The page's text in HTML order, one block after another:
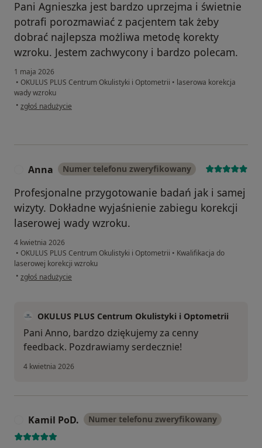
Pani Agnieszka jest bardzo uprzejma i świetnie
potrafi porozmawiać z pacjentem tak żeby
dobrać najlepsza możliwa metodę korekty
wzroku. Jestem zachwycony i bardzo polecam.
1 maja 2026
• OKULUS PLUS Centrum Okulistyki i Optometrii • laserowa korekcja
wady wzroku
• w opinii użytkownika Patryk
zgłoś nadużycie
Anna Numer telefonu zweryfikowany
Profesjonalne przygotowanie badań jak i samej
wizyty. Dokładne wyjaśnienie zabiegu korekcji
laserowej wady wzroku.
4 kwietnia 2026
• OKULUS PLUS Centrum Okulistyki i Optometrii • Kwalifikacja do
laserowej korekcji wzroku
• w opinii użytkownika Anna
zgłoś nadużycie
OKULUS PLUS Centrum Okulistyki i Optometrii
Pani Anno, bardzo dziękujemy za cenny
feedback. Pozdrawiamy serdecznie!
4 kwietnia 2026
Kamil PoD. Numer telefonu zweryfikowany